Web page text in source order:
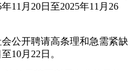
11月20日至2025年11月26
公开聘请高条理和急需紧缺
10月22日。